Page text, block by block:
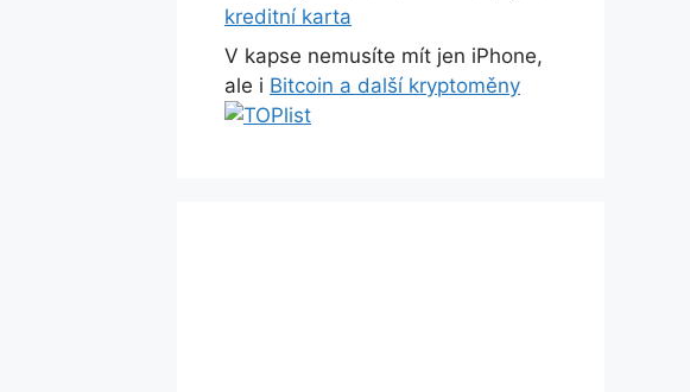
kreditní karta
V kapse nemusíte mít jen iPhone,
ale i Bitcoin a další kryptoměny